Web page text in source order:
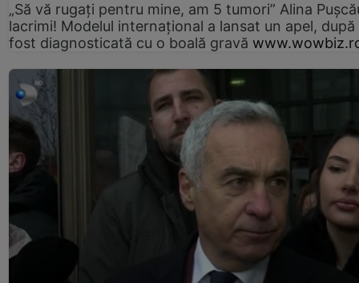
„Să vă rugați pentru mine, am 5 tumori” Alina
lacrimi! Modelul internațional a lansat un apel, după
fost diagnosticată cu o boală gravă